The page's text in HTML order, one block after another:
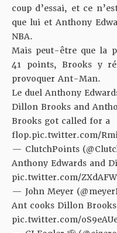
coup d’essai, et ce
que lui et Anthony
NBA.
Mais peut-être que la
41 points, Brooks y
provoquer Ant-Man.
Le duel Anthony
Dillon Brooks and
Brooks got called for a
flop.pic.twitter.com/
— ClutchPoints
Anthony Edwards and
pic.twitter.com/
— John Meyer
Ant cooks Dillon
pic.twitter.com/